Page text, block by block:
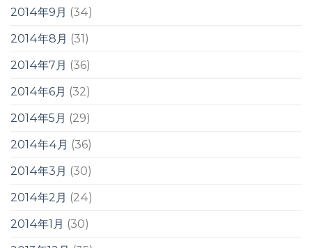
2014年9月 (34)
2014年8月 (31)
2014年7月 (36)
2014年6月 (32)
2014年5月 (29)
2014年4月 (36)
2014年3月 (30)
2014年2月 (24)
2014年1月 (30)